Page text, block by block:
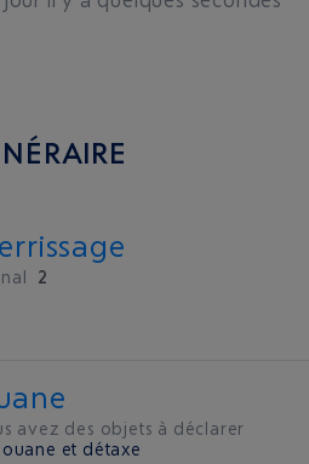
2
avez des objets à déclarer
et détaxe